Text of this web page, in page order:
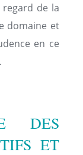
de la
domaine et
en ce
DES
ET